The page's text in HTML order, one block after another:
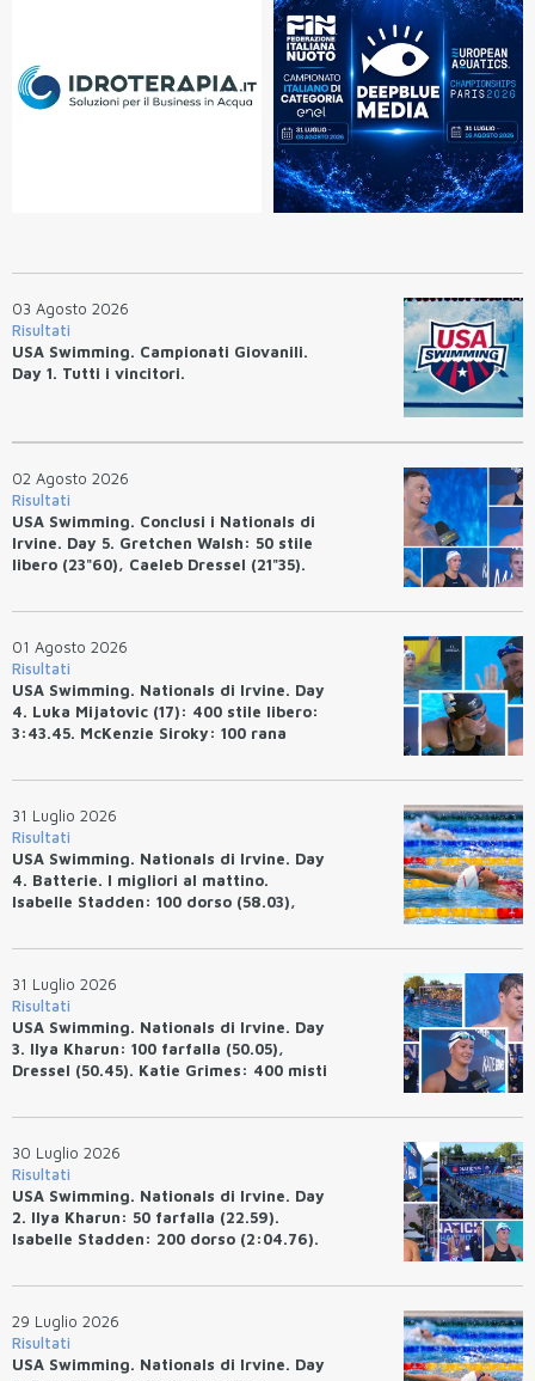
03 Agosto 2026
Risultati
USA Swimming. Campionati Giovanili.
Day 1. Tutti i vincitori.
02 Agosto 2026
Risultati
USA Swimming. Conclusi i Nationals di
Irvine. Day 5. Gretchen Walsh: 50 stile
libero (23"60), Caeleb Dressel (21"35).
01 Agosto 2026
Risultati
USA Swimming. Nationals di Irvine. Day
4. Luka Mijatovic (17): 400 stile libero:
3:43.45. McKenzie Siroky: 100 rana
Avakov: 100 rana (58.87).
31 Luglio 2026
Risultati
USA Swimming. Nationals di Irvine. Day
4. Batterie. I migliori al mattino.
Isabelle Stadden: 100 dorso (58.03),
tempo.
31 Luglio 2026
Risultati
USA Swimming. Nationals di Irvine. Day
3. Ilya Kharun: 100 farfalla (50.05),
Dressel (50.45). Katie Grimes: 400 misti
Bottazzo terza nei 50 rana (30.51)
30 Luglio 2026
Risultati
USA Swimming. Nationals di Irvine. Day
2. Ilya Kharun: 50 farfalla (22.59).
Isabelle Stadden: 200 dorso (2:04.76).
29 Luglio 2026
Risultati
USA Swimming. Nationals di Irvine. Day